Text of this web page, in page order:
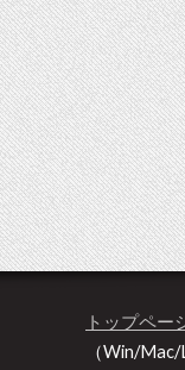
トップペー
（Win/Mac/